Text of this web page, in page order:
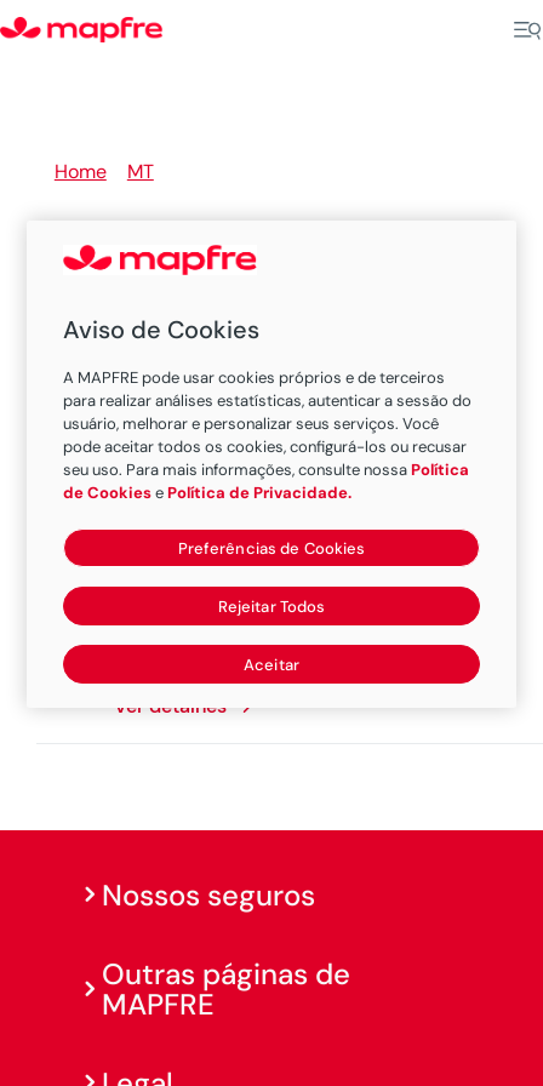
Home> MT>
Nossas Sucursais e Escritórios
MAPFRE em Cuiabá
Existem 1 oficinas nesta cidade.
Avenida Miguel Sutil, 8000, 78040-400,
Cuiabá
Ver detalhes
Nossos seguros
Outras páginas de
MAPFRE
Aviso de Cookies
A MAPFRE pode usar cookies próprios e de terceiros
para realizar análises estatísticas, autenticar a sessão do
usuário, melhorar e personalizar seus serviços. Você
pode aceitar todos os cookies, configurá-los ou recusar
seu uso. Para mais informações, consulte nossaPolítica
de CookiesePolítica de Privacidade.
Preferências de Cookies
Rejeitar Todos
Aceitar